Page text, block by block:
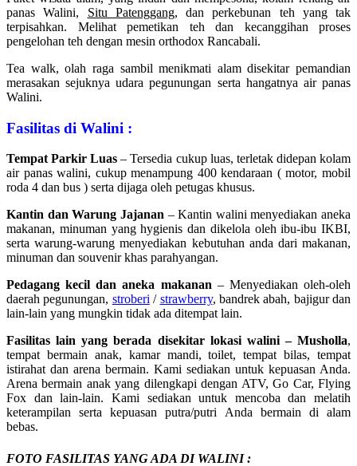
panas Walini, Situ Patenggang, dan perkebunan teh yang tak
terpisahkan. Melihat pemetikan teh dan kecanggihan proses
pengelohan teh dengan mesin orthodox Rancabali.
Tea walk, olah raga sambil menikmati alam disekitar pemandian
merasakan sejuknya udara pegunungan serta hangatnya air panas
Walini.
Fasilitas di Walini :
Tempat Parkir Luas – Tersedia cukup luas, terletak didepan kolam
air panas walini, cukup menampung 400 kendaraan ( motor, mobil
roda 4 dan bus ) serta dijaga oleh petugas khusus.
Kantin dan Warung Jajanan – Kantin walini menyediakan aneka
makanan, minuman yang hygienis dan dikelola oleh ibu-ibu IKBI,
serta warung-warung menyediakan kebutuhan anda dari makanan,
minuman dan souvenir khas parahyangan.
Pedagang kecil dan aneka makanan – Menyediakan oleh-oleh
daerah pegunungan, stroberi / strawberry, bandrek abah, bajigur dan
lain-lain yang mungkin tidak ada ditempat lain.
Fasilitas lain yang berada disekitar lokasi walini – Musholla,
tempat bermain anak, kamar mandi, toilet, tempat bilas, tempat
istirahat dan arena bermain. Kami sediakan untuk kepuasan Anda.
Arena bermain anak yang dilengkapi dengan ATV, Go Car, Flying
Fox dan lain-lain. Kami sediakan untuk mencoba dan melatih
keterampilan serta kepuasan putra/putri Anda bermain di alam
bebas.
FOTO FASILITAS YANG ADA DI WALINI :